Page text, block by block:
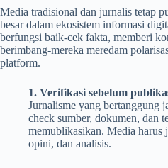
Media tradisional dan jurnalis tetap
besar dalam ekosistem informasi
berfungsi baik-cek fakta, memberi
berimbang-mereka meredam
platform.
1. Verifikasi sebelum
Jurnalisme yang bertanggung
check sumber, dokumen, dan
memublikasikan. Media harus
opini, dan analisis.